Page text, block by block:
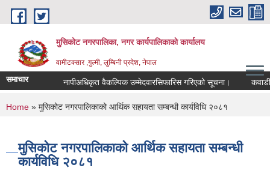
Skip to main content
मुसिकोट नगरपालिका, नगर कार्यपालिकाकाे कार्यालय
वामीटक्सार ,गुल्मी, लुम्बिनी प्रदेश, नेपाल
समाचार नापीअधिकृत वैकल्पिक उम्मेदवारसिफारिस गरिएको सूचना। कवाडी
You are here
Home » मुसिकोट नगरपालिकाको आर्थिक सहायता सम्बन्धी कार्यविधि २०८१
मुसिकोट नगरपालिकाको आर्थिक सहायता सम्बन्धी
कार्यविधि २०८१